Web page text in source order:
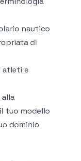
nautico
di
atleti e
tuo modello
dominio